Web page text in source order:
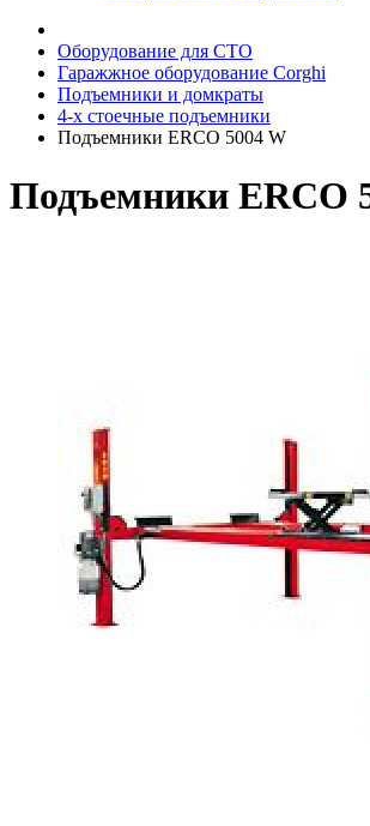
Оборудование для СТО
Гаражжное оборудование Corghi
Подъемники и домкраты
4-х стоечные подъемники
Подъемники ERCO 5004 W
Подъемники ERCO